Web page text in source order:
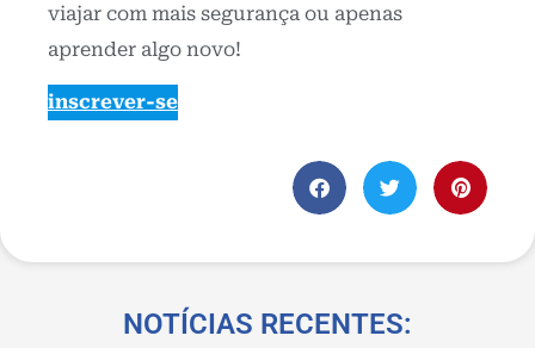
viajar com mais segurança ou apenas
aprender algo novo!
inscrever-se
NOTÍCIAS RECENTES: